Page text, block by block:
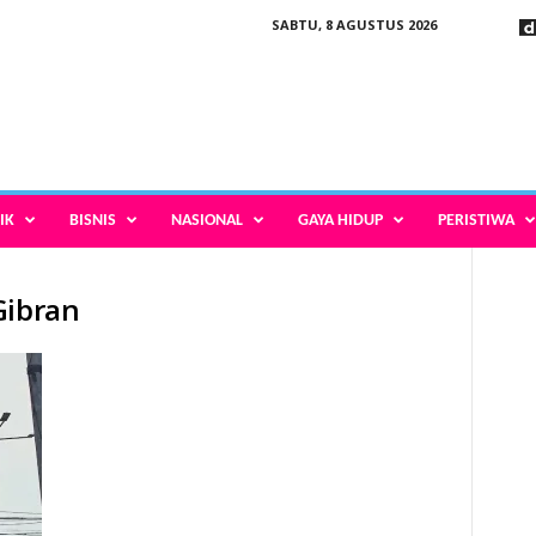
SABTU, 8 AGUSTUS 2026
BISNIS NASIONAL GAYA HIDUP PERISTIWA